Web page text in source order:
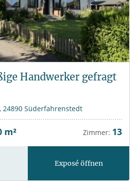
Handwerker gefragt
24890 Süderfahrenstedt
m² Zimmer: 13
Exposé öffnen